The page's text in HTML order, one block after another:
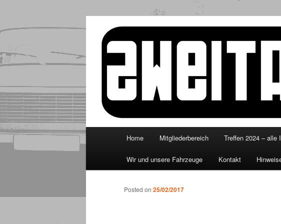
to
content
http://
Home Mitgliederbereich Treffen 2024 – alle
Wir und unsere Fahrzeuge Kontakt
Posted on 25/02/2017